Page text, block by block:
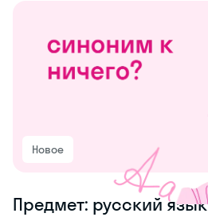
Новое
Предмет: русский язык